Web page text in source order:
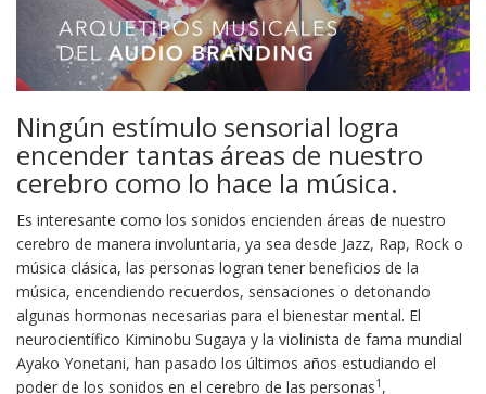
Ningún estímulo sensorial logra
encender tantas áreas de nuestro
cerebro como lo hace la música.
Es interesante como los sonidos encienden áreas de nuestro
cerebro de manera involuntaria, ya sea desde Jazz, Rap, Rock o
música clásica, las personas logran tener beneficios de la
música, encendiendo recuerdos, sensaciones o detonando
algunas hormonas necesarias para el bienestar mental. El
neurocientífico Kiminobu Sugaya y la violinista de fama mundial
Ayako Yonetani, han pasado los últimos años estudiando el
poder de los sonidos en el cerebro de las personas1 ,